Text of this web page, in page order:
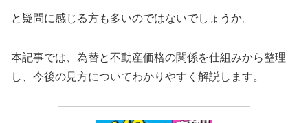
と疑問に感じる方も多いのではないでしょうか。
本記事では、為替と不動産価格の関係を仕組みから整理
し、今後の見方についてわかりやすく解説します。